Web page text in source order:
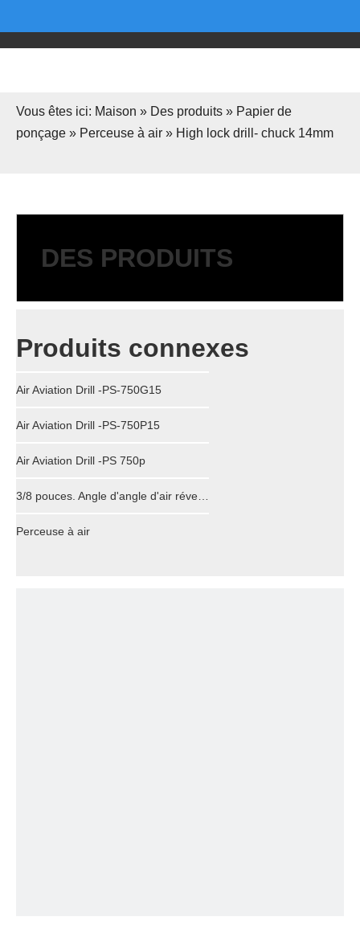
Vous êtes ici: Maison » Des produits » Papier de
ponçage » Perceuse à air » High lock drill- chuck 14mm
DES PRODUITS
Produits connexes
Air Aviation Drill -PS-750G15
Air Aviation Drill -PS-750P15
Air Aviation Drill -PS 750p
Perceuse à air